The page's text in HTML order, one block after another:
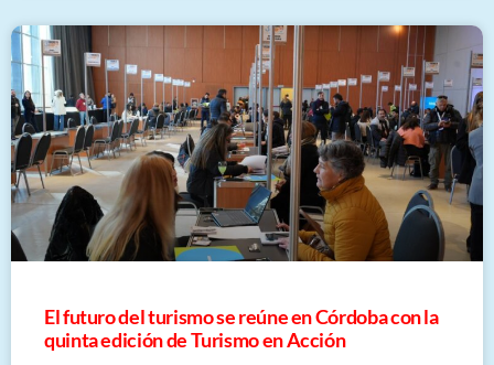
El futuro del turismo se reúne en Córdoba con la
quinta edición de Turismo en Acción